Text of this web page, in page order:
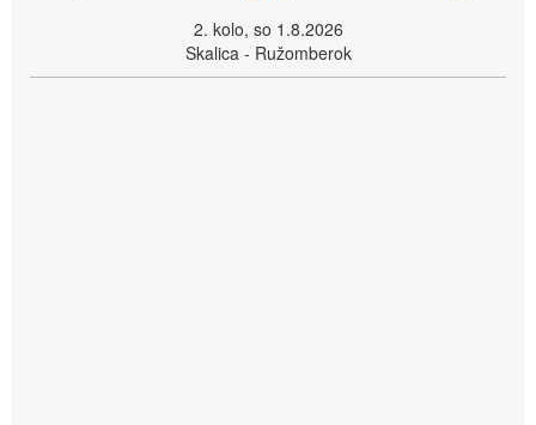
2. kolo, so 1.8.2026
Skalica - Ružomberok